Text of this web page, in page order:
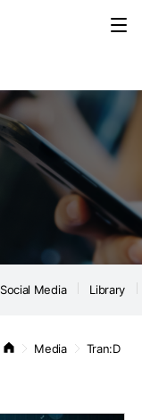
Notice
Social Media Library
Media Tran:D